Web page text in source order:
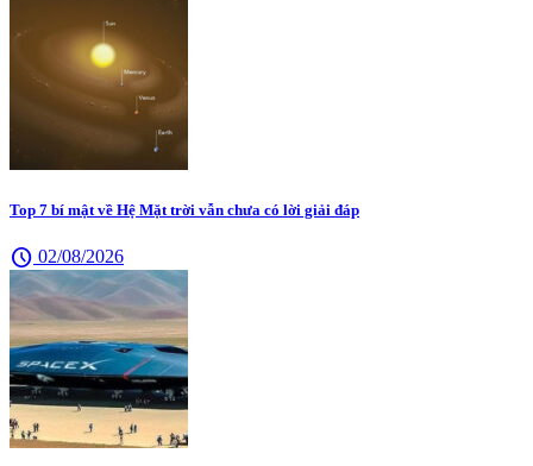
Top 7 bí mật về Hệ Mặt trời vẫn chưa có lời giải đáp
schedule 02/08/2026